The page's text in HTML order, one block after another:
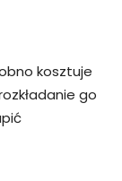
kosztuje
go